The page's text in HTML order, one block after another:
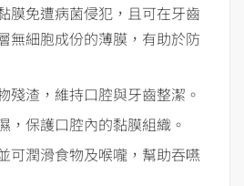
膜免遭病菌侵犯，且可在牙齒
無細胞成份的薄膜，有助於防
殘渣，維持口腔與牙齒整潔。
，保護口腔內的黏膜組織。
可潤滑食物及喉嚨，幫助吞嚥